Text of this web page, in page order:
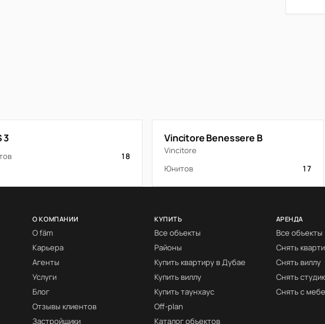
3
18
Vincitore Benessere B
Vincitore
Юнитов
17
О КОМПАНИИ
О fäm
Карьера
Агенты
Услуги
Блог
Отзывы клиентов
Застройщики
КУПИТЬ
Все объекты
Районы
Купить квартиру в Дубае
Купить виллу
Купить таунхаус
Off-plan
Каталог объектов
АРЕНДА
Все объекты
Снять
Снять виллу
Снять
Снять с